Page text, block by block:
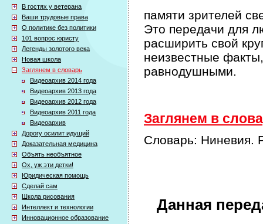
В гостях у ветерана
Ваши трудовые права
О политике без политики
101 вопрос юристу
Легенды золотого века
Новая школа
Заглянем в словарь
Видеоархив 2014 года
Видеоархив 2013 года
Видеоархив 2012 года
Видеоархив 2011 года
Видеоархив
Дорогу осилит идущий
Доказательная медицина
Объять необъятное
Ох, уж эти детки!
Юридическая помощь
Сделай сам
Школа рисования
Интеллект и технологии
Инновационное образование
памяти зрителей
Это передачи для
расширить свой
неизвестные
равнодушными.
Заглянем в
Словарь: Ниневия.
Данная